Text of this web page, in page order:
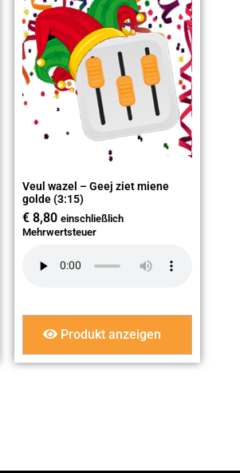
Veul wazel – Geej ziet miene
golde (3:15)
€ 8,80 einschließlich
Mehrwertsteuer
Produkt anzeigen